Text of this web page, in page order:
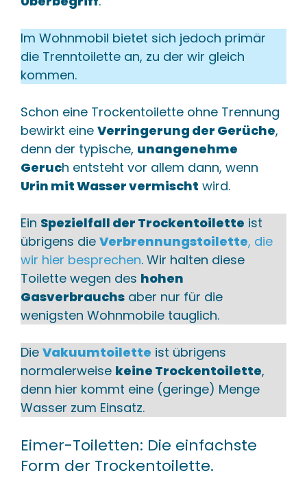
Im Wohnmobil bietet sich jedoch primär
die Trenntoilette an, zu der wir gleich
kommen.
Schon eine Trockentoilette ohne Trennung
bewirkt eine Verringerung der Gerüche,
denn der typische, unangenehme
Geruch entsteht vor allem dann, wenn
Urin mit Wasser vermischt wird.
Ein Spezielfall der Trockentoilette ist
übrigens die Verbrennungstoilette, die
wir hier besprechen. Wir halten diese
Toilette wegen des hohen
Gasverbrauchs aber nur für die
wenigsten Wohnmobile tauglich.
Die Vakuumtoilette ist übrigens
normalerweise keine Trockentoilette,
denn hier kommt eine (geringe) Menge
Wasser zum Einsatz.
Eimer-Toiletten: Die einfachste
Form der Trockentoilette.